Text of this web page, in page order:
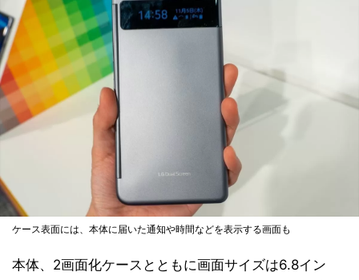
ケース表面には、本体に届いた通知や時間などを表示する画面も
本体、2画面化ケースとともに画面サイズは6.8イン